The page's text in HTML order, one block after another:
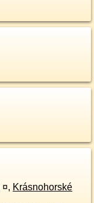
¤, Krásnohorské